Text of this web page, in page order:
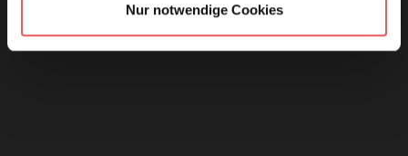
Nur notwendige Cookies